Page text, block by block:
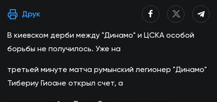
Друк
В киевском дерби между "Динамо" и ЦСКА особой
борьбы не получилось. Уже на
третьей минуте матча румынский легионер "Динамо"
Тибериу Гиоане открыл счет, а